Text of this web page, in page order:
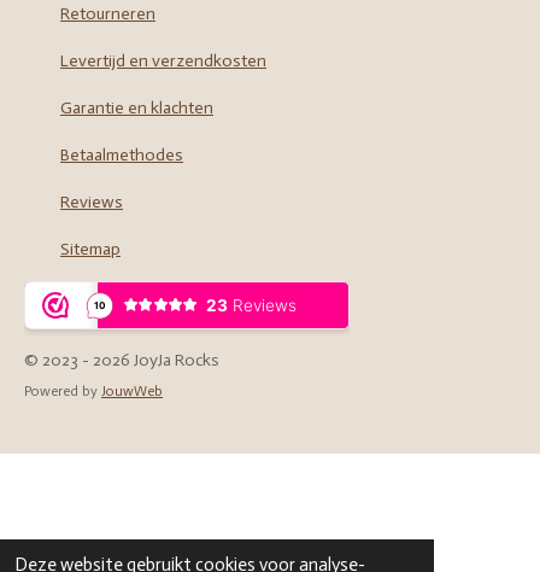
Deze website gebruikt cookies voor analyse-
Retourneren
Levertijd en verzendkosten
Garantie en klachten
Betaalmethodes
Reviews
Sitemap
© 2023 - 2026 JoyJa Rocks
Powered by JouwWeb